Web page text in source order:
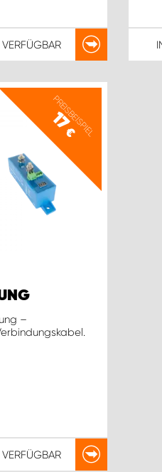
VERFÜGBAR
PREISBEISPIEL
17
€
–
VERFÜGBAR